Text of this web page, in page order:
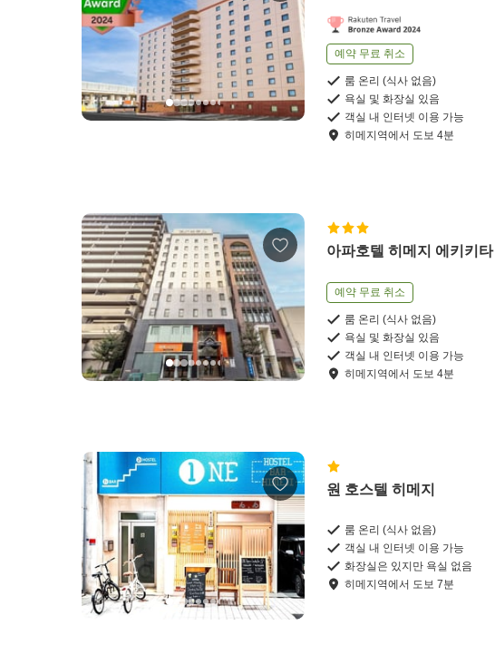
예약 무료 취소
룸 온리 (식사 없음)
욕실 및 화장실 있음
객실 내 인터넷 이용 가능
히메지역에서 도보 4분
아파호텔 히메지 에키키타
예약 무료 취소
룸 온리 (식사 없음)
욕실 및 화장실 있음
객실 내 인터넷 이용 가능
히메지역에서 도보 4분
원 호스텔 히메지
룸 온리 (식사 없음)
객실 내 인터넷 이용 가능
화장실은 있지만 욕실 없음
히메지역에서 도보 7분